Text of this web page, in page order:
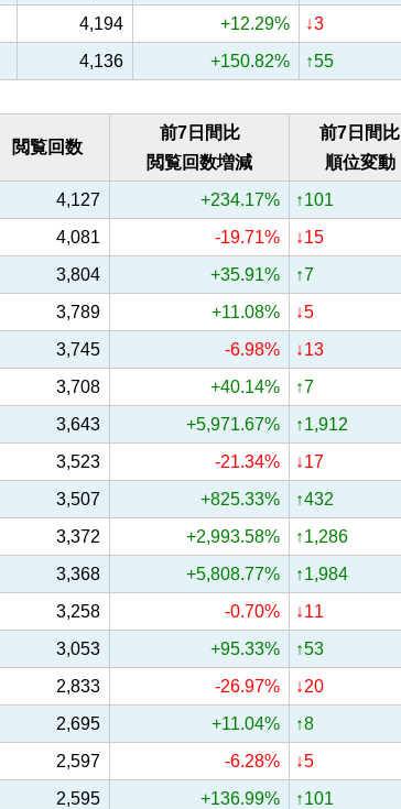
4,194 +12.29%
↓3
4,136 +150.82% ↑55
閲覧回数
前7日間比
閲覧回数増減
前7日間比
順位変動
4,127 +234.17%
↑101
4,081 -19.71%
↓15
3,804 +35.91%
↑7
3,789 +11.08%
↓5
3,745 -6.98%
↓13
3,708 +40.14%
↑7
3,643 +5,971.67%
↑1,912
3,523 -21.34%
↓17
3,507 +825.33%
↑432
3,372 +2,993.58%
↑1,286
3,368 +5,808.77%
↑1,984
3,258 -0.70%
↓11
3,053 +95.33%
↑53
2,833 -26.97%
↓20
2,695 +11.04%
↑8
2,597 -6.28%
↓5
2,595 +136.99%
↑101